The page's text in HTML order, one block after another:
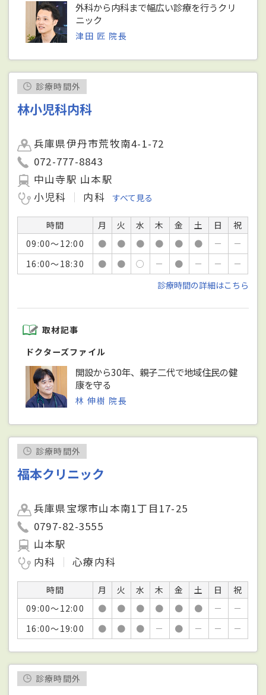
外科から内科まで幅広い診療を行うクリ
ニック
津田 匠 院長
診療時間外
林小児科内科
兵庫県伊丹市荒牧南4-1-72
072-777-8843
中山寺駅 山本駅
小児科
内科 すべて見る
時間 月 火 水 木 金 土 日
祝
09:00～12:00
● ● ● ● ● ● －
－
16:00～18:30
● ● ○ － ● － －
－
診療時間の詳細はこちら
取材記事
ドクターズファイル
開設から30年、親子二代で地域住民の健
康を守る
林 伸樹 院長
診療時間外
福本クリニック
兵庫県宝塚市山本南1丁目17-25
0797-82-3555
山本駅
内科
心療内科
時間 月 火 水 木 金 土 日
祝
09:00～12:00
● ● ● ● ● ● －
－
16:00～19:00
● ● ● － ● － － －
診療時間外